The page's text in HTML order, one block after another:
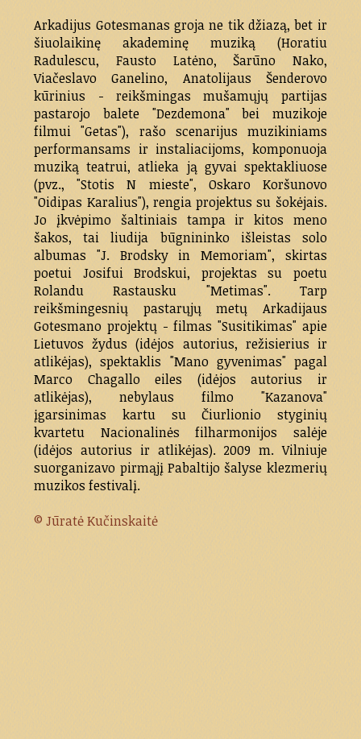
Arkadijus Gotesmanas groja ne tik džiazą, bet ir
šiuolaikinę akademinę muziką (Horatiu
Radulescu, Fausto Latėno, Šarūno Nako,
Viačeslavo Ganelino, Anatolijaus Šenderovo
kūrinius - reikšmingas mušamųjų partijas
pastarojo balete "Dezdemona" bei muzikoje
filmui "Getas"), rašo scenarijus muzikiniams
performansams ir instaliacijoms, komponuoja
muziką teatrui, atlieka ją gyvai spektakliuose
(pvz., "Stotis N mieste", Oskaro Koršunovo
"Oidipas Karalius"), rengia projektus su šokėjais.
Jo įkvėpimo šaltiniais tampa ir kitos meno
šakos, tai liudija būgnininko išleistas solo
albumas "J. Brodsky in Memoriam", skirtas
poetui Josifui Brodskui, projektas su poetu
Rolandu Rastausku "Metimas". Tarp
reikšmingesnių pastarųjų metų Arkadijaus
Gotesmano projektų - filmas "Susitikimas" apie
Lietuvos žydus (idėjos autorius, režisierius ir
atlikėjas), spektaklis "Mano gyvenimas" pagal
Marco Chagallo eiles (idėjos autorius ir
atlikėjas), nebylaus filmo "Kazanova"
įgarsinimas kartu su Čiurlionio styginių
kvartetu Nacionalinės filharmonijos salėje
(idėjos autorius ir atlikėjas). 2009 m. Vilniuje
suorganizavo pirmąjį Pabaltijo šalyse klezmerių
muzikos festivalį.
© Jūratė Kučinskaitė